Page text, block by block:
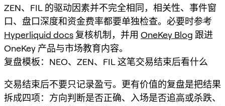
ZEN、FIL 的驱动因素并不完全相同，相关性、事件窗
口、盘口深度和资金费率都要单独检查。必要时参考
Hyperliquid docs 复核机制，并用 OneKey Blog 跟进
OneKey 产品与市场教育内容。
复盘模板：NEO、ZEN、FIL 这笔交易结束后看什么
交易结束后不要只记录盈亏。更有价值的复盘是把结果
拆成四项：方向判断是否正确、入场是否追高或杀跌、